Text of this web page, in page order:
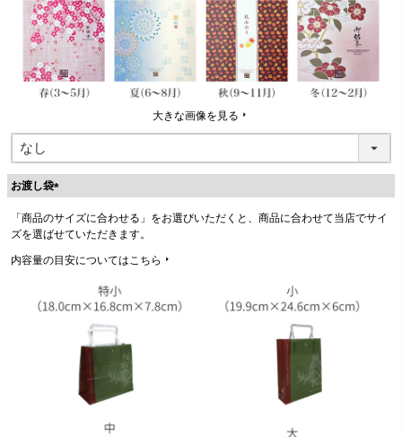
)
大きな画像を見る
お渡し袋
必
須
)
「商品のサイズに合わせる」をお選びいただくと、商品に合わせて当店でサイ
ズを選ばせていただきます。
内容量の目安についてはこちら